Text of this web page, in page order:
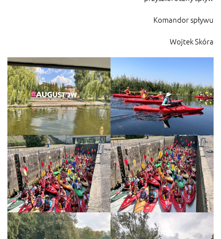
Komandor spływu
Wojtek Skóra